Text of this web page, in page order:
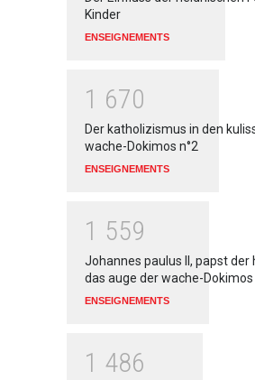
Kinder
ENSEIGNEMENTS
1 670
Der katholizismus in den
wache-Dokimos n°2
ENSEIGNEMENTS
1 559
Johannes paulus II, papst der
das auge der wache-Dokimos
ENSEIGNEMENTS
1 486